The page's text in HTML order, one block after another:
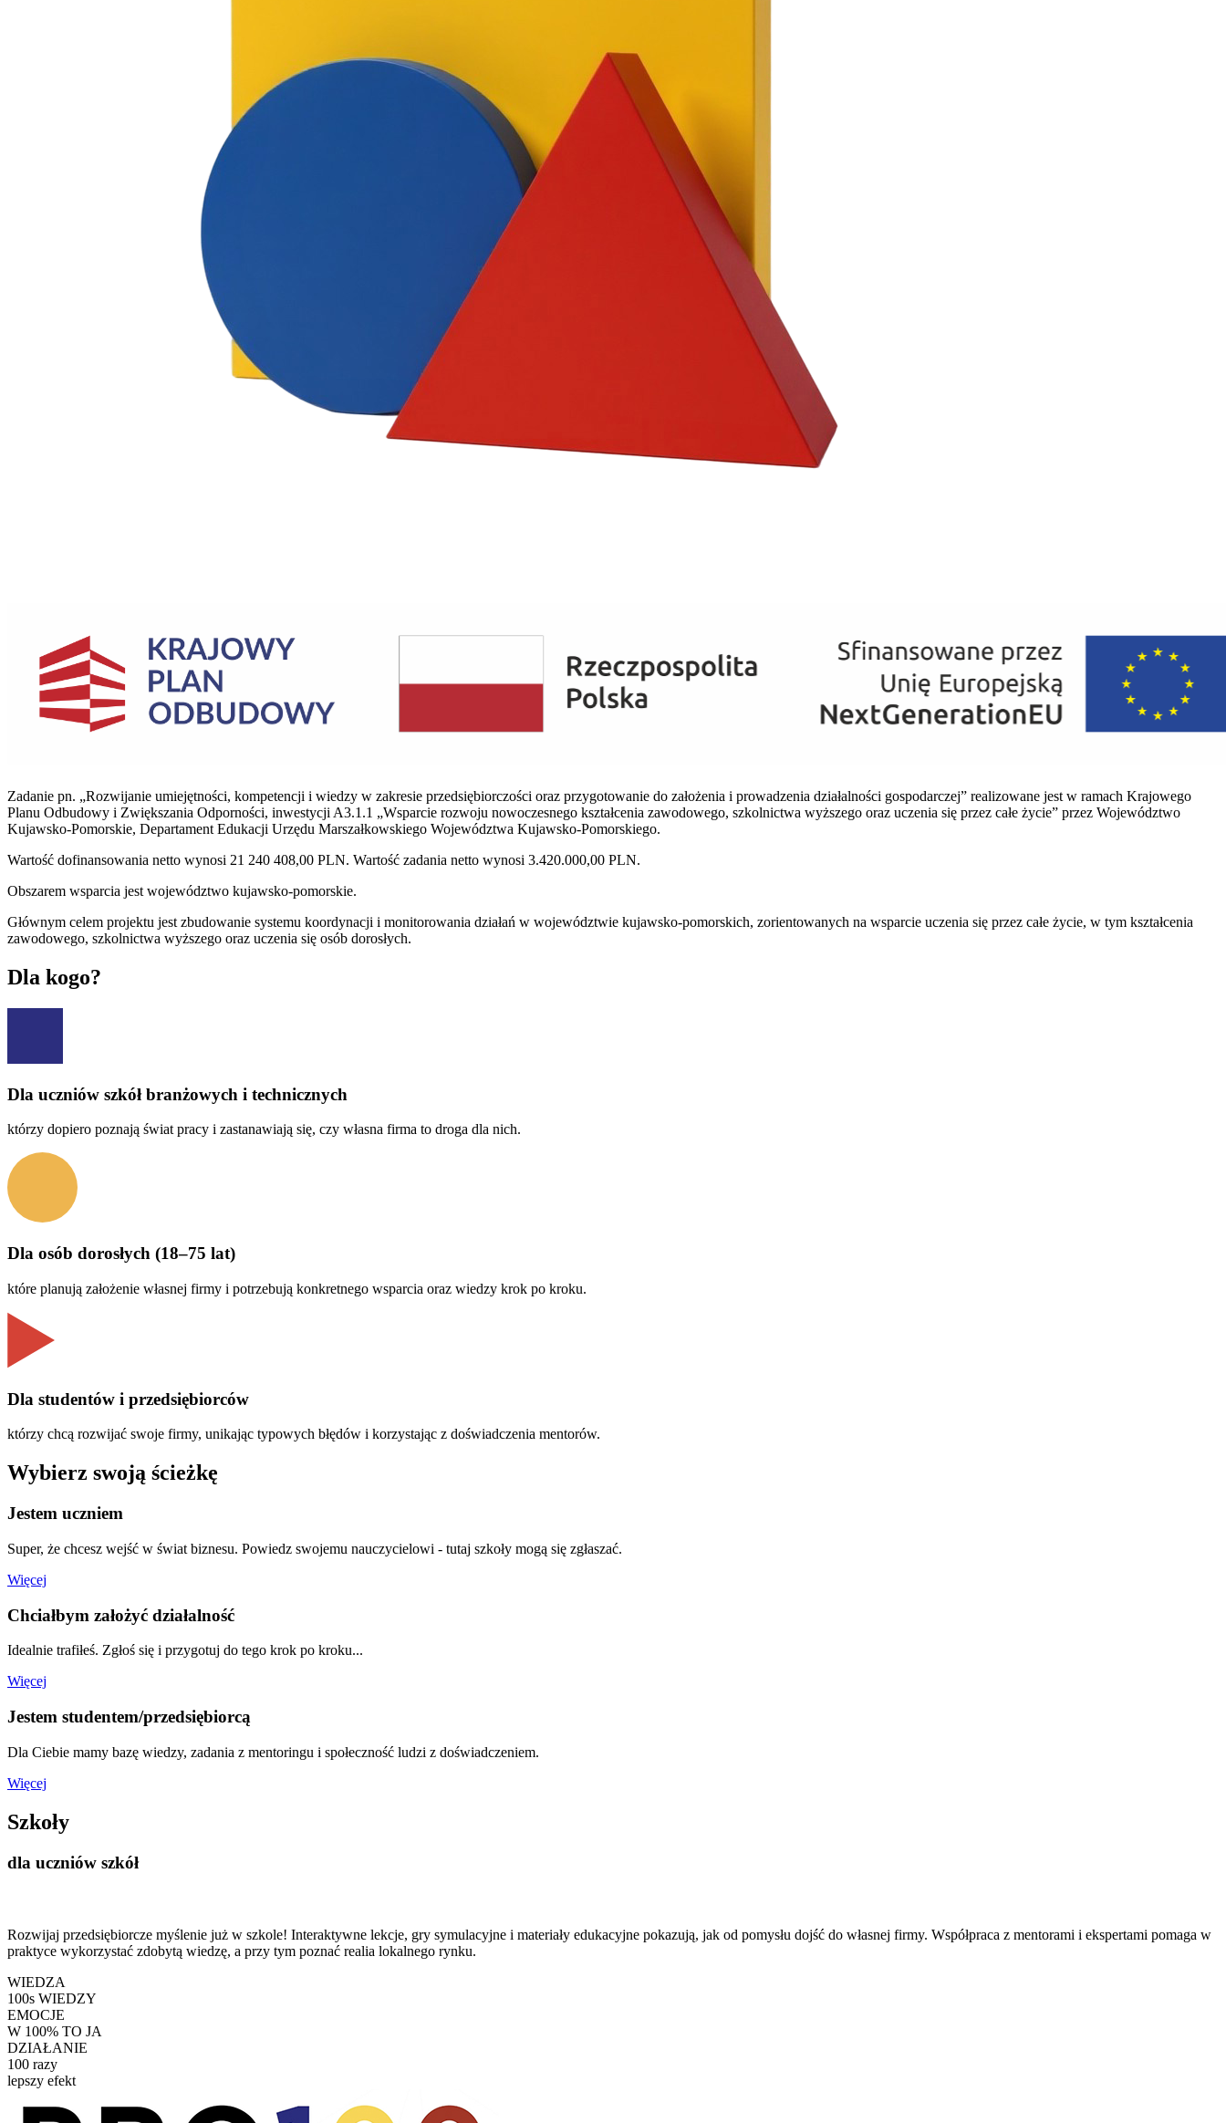
Zadanie pn. „Rozwijanie umiejętności, kompetencji i wiedzy w zakresie przedsiębiorczości oraz przygotowanie do założenia i prowadzenia działalności gospodarczej” realizowane jest w ramach Krajowego
Planu Odbudowy i Zwiększania Odporności, inwestycji A3.1.1 „Wsparcie rozwoju nowoczesnego kształcenia zawodowego, szkolnictwa wyższego oraz uczenia się przez całe życie” przez Województwo
Kujawsko-Pomorskie, Departament Edukacji Urzędu Marszałkowskiego Województwa Kujawsko-Pomorskiego.
Wartość dofinansowania netto wynosi 21 240 408,00 PLN. Wartość zadania netto wynosi 3.420.000,00 PLN.
Obszarem wsparcia jest województwo kujawsko-pomorskie.
Głównym celem projektu jest zbudowanie systemu koordynacji i monitorowania działań w województwie kujawsko-pomorskich, zorientowanych na wsparcie uczenia się przez całe życie, w tym kształcenia
zawodowego, szkolnictwa wyższego oraz uczenia się osób dorosłych.
Dla kogo?
Dla uczniów szkół branżowych i technicznych
którzy dopiero poznają świat pracy i zastanawiają się, czy własna firma to droga dla nich.
Dla osób dorosłych (18–75 lat)
które planują założenie własnej firmy i potrzebują konkretnego wsparcia oraz wiedzy krok po kroku.
Dla studentów i przedsiębiorców
którzy chcą rozwijać swoje firmy, unikając typowych błędów i korzystając z doświadczenia mentorów.
Wybierz swoją ścieżkę
Jestem uczniem
Super, że chcesz wejść w świat biznesu. Powiedz swojemu nauczycielowi - tutaj szkoły mogą się zgłaszać.
Więcej
Chciałbym założyć działalność
Idealnie trafiłeś. Zgłoś się i przygotuj do tego krok po kroku...
Więcej
Jestem studentem/przedsiębiorcą
Dla Ciebie mamy bazę wiedzy, zadania z mentoringu i społeczność ludzi z doświadczeniem.
Więcej
Szkoły
dla uczniów szkół
Rozwijaj przedsiębiorcze myślenie już w szkole! Interaktywne lekcje, gry symulacyjne i materiały edukacyjne pokazują, jak od pomysłu dojść do własnej firmy. Współpraca z mentorami i ekspertami pomaga w
praktyce wykorzystać zdobytą wiedzę, a przy tym poznać realia lokalnego rynku.
WIEDZA
100s WIEDZY
EMOCJE
W 100% TO JA
DZIAŁANIE
100 razy
lepszy efekt